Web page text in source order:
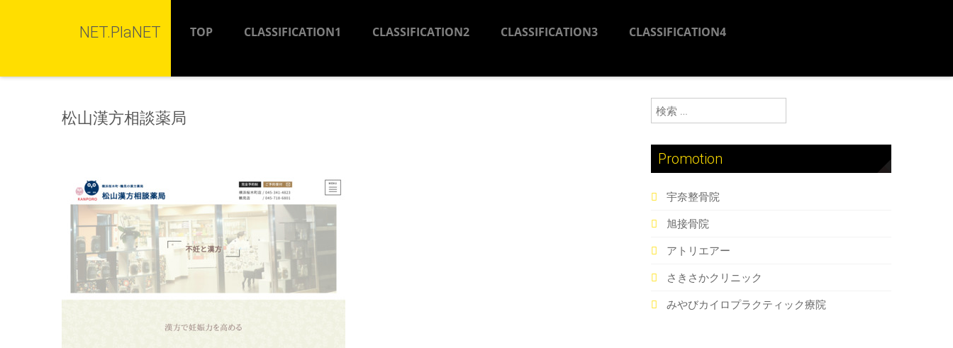
NET.PlaNET TOP CLASSIFICATION1 CLASSIFICATION2 CLASSIFICATION3 CLASSIFICATION4
松山漢方相談薬局
検索:
Promotion
宇奈整骨院
旭接骨院
アトリエアー
さきさかクリニック
みやびカイロプラクティック療院